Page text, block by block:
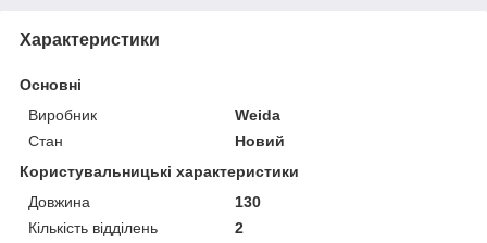
Характеристики
Основні
Виробник
Weida
Стан
Новий
Користувальницькі характеристики
Довжина
130
Кількість відділень
2